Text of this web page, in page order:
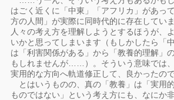
はごく近くに「中東」「アフリカ」があっ
方の人間」が実際に同時代的に存在してい
人々の考え方を理解しようとするほうが、
いかと思ってしまいます（もしかしたら「
は「利害関係がある」から「教養的理解」
もしれませんが……）。そういう意味では
実用的な方向へ軌道修正して、良かったの
とはいうものの、真の「教養」は「実用
ものではない」という考え方にも、なにか